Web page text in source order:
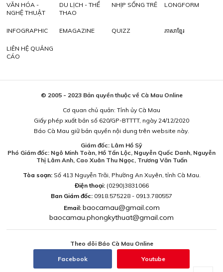
VĂN HÓA -
NGHỆ THUẬT
DU LỊCH - THỂ
THAO
NHỊP SỐNG TRẺ LONGFORM
INFOGRAPHIC EMAGAZINE QUIZZ ភាសាខ្មែរ
LIÊN HỆ QUẢNG
CÁO
© 2005 - 2023 Bản quyền thuộc về Cà Mau Online
Cơ quan chủ quản: Tỉnh ủy Cà Mau
Giấy phép xuất bản số 620/GP-BTTTT, ngày 24/12/2020
Báo Cà Mau giữ bản quyền nội dung trên website này.
Giám đốc: Lâm Hồ Sỹ
Phó Giám đốc: Ngô Minh Toàn, Hồ Tấn Lộc, Nguyễn Quốc Danh, Nguyễn
Thị Lâm Anh, Cao Xuân Thu Ngọc, Trương Văn Tuấn
Tòa soạn:Số 413 Nguyễn Trãi, Phường An Xuyên, tỉnh Cà Mau.
Điện thoại: (0290)3831066
Ban Giám đốc: 0918.575228 - 0913.780557
Email: baocamau@gmail.com
baocamau.phongkythuat@gmail.com
Theo dõi Báo Cà Mau Online
Facebook Youtube